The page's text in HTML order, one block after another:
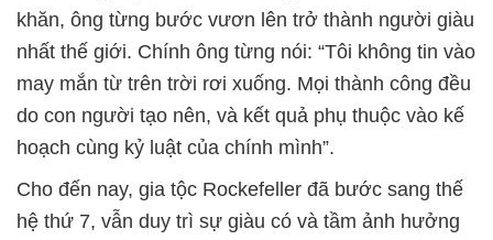
khăn, ông từng bước vươn lên trở thành người giàu
nhất thế giới. Chính ông từng nói: “Tôi không tin vào
may mắn từ trên trời rơi xuống. Mọi thành công đều
do con người tạo nên, và kết quả phụ thuộc vào kế
hoạch cùng kỷ luật của chính mình”.
Cho đến nay, gia tộc Rockefeller đã bước sang thế
hệ thứ 7, vẫn duy trì sự giàu có và tầm ảnh hưởng